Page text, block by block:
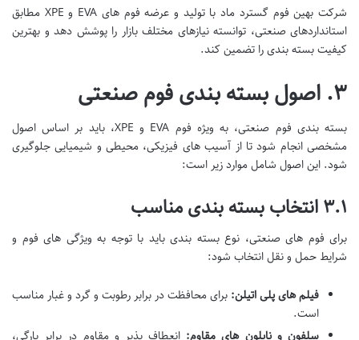
شرکت بهین فوم گسترد ماد با تولید و عرضه فوم های EVA و XPE مطابق
استانداردهای صنعتی، توانسته نیازهای مختلف بازار را پوشش دهد و بهترین
کیفیت بسته بندی را تضمین کند.
۳. اصول بسته بندی فوم صنعتی
بسته بندی فوم صنعتی، به ویژه فوم EVA و XPE، باید بر اساس اصول
مشخصی انجام شود تا از آسیب های فیزیکی، محیطی و شیمیایی جلوگیری
شود. این اصول شامل موارد زیر است:
۳.۱ انتخاب بسته بندی مناسب
برای فوم های صنعتی، نوع بسته بندی باید با توجه به ویژگی های فوم و
شرایط حمل و نقل انتخاب شود:
فیلم های پلی اتیلن: برای محافظت در برابر رطوبت و گرد و غبار مناسب
است.
سلفون و نایلون های مقاوم: انعطاف پذیر و مقاوم در برابر پارگی،